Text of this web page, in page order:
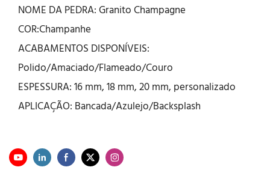
NOME DA PEDRA: Granito Champagne
COR:Champanhe
ACABAMENTOS DISPONÍVEIS:
Polido/Amaciado/Flameado/Couro
ESPESSURA: 16 mm, 18 mm, 20 mm, personalizado
APLICAÇÃO: Bancada/Azulejo/Backsplash